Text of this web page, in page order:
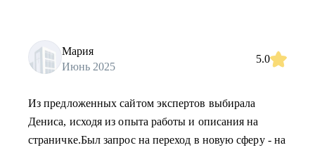
Мария
Июнь 2025
5.0
Из предложенных сайтом экспертов выбирала
Дениса, исходя из опыта работы и описания на
страничке.Был запрос на переход в новую сферу - на